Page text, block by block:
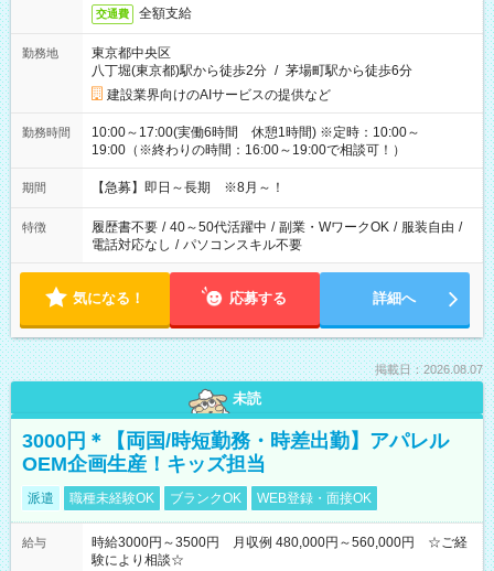
交通費 全額支給
勤務地
東京都中央区
八丁堀(東京都)駅から徒歩2分 / 茅場町駅から徒歩6分
建設業界向けのAIサービスの提供など
勤務時間
10:00～17:00(実働6時間 休憩1時間) ※定時：10:00～
19:00（※終わりの時間：16:00～19:00で相談可！）
期間 【急募】即日～長期 ※8月～！
特徴 履歴書不要 / 40～50代活躍中 / 副業・WワークOK / 服装自由 /
電話対応なし / パソコンスキル不要
気になる！ 応募する 詳細へ
掲載日：2026.08.07
未読
3000円＊【両国/時短勤務・時差出勤】アパレル
OEM企画生産！キッズ担当
派遣 職種未経験OK ブランクOK WEB登録・面接OK
給与
時給3000円～3500円 月収例 480,000円～560,000円 ☆ご経
験により相談☆